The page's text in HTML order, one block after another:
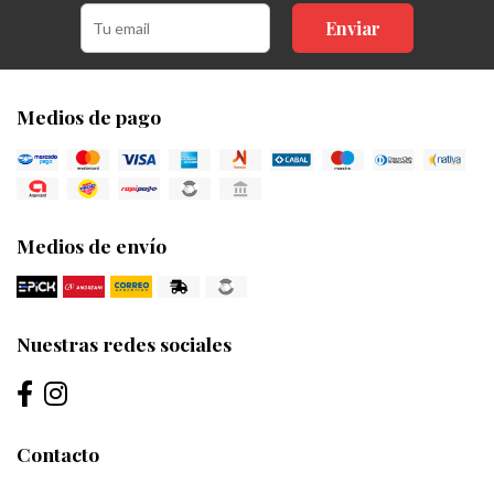
Enviar
Medios de pago
Medios de envío
Nuestras redes sociales
Contacto